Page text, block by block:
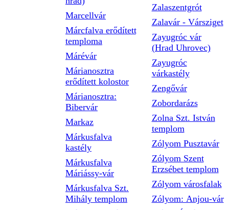
Marcellvár
Márcfalva erődített
temploma
Márévár
Márianosztra
erődített kolostor
Márianosztra:
Bibervár
Markaz
Márkusfalva
kastély
Márkusfalva
Máriássy-vár
Márkusfalva Szt.
Mihály templom
Zalaszentgrót
Zalavár - Vársziget
Zayugróc vár
(Hrad Uhrovec)
Zayugróc
várkastély
Zengővár
Zobordarázs
Zolna Szt. István
templom
Zólyom Pusztavár
Zólyom Szent
Erzsébet templom
Zólyom városfalak
Zólyom: Anjou-vár